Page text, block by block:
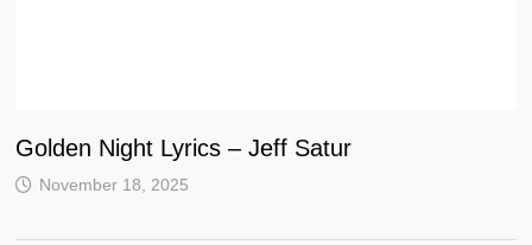
Golden Night Lyrics – Jeff Satur
November 18, 2025